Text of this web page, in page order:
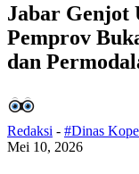
Jabar Genjot
Pemprov
dan
Redaksi - #Dinas
Mei 10, 2026